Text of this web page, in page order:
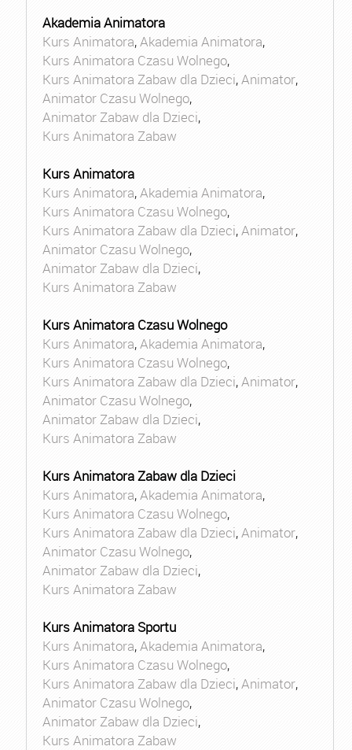
Akademia Animatora
Kurs Animatora,Akademia Animatora,
Kurs Animatora Czasu Wolnego,
Kurs Animatora Zabaw dla Dzieci,Animator,
Animator Czasu Wolnego,
Animator Zabaw dla Dzieci,
Kurs Animatora Zabaw
Kurs Animatora
Kurs Animatora,Akademia Animatora,
Kurs Animatora Czasu Wolnego,
Kurs Animatora Zabaw dla Dzieci,Animator,
Animator Czasu Wolnego,
Animator Zabaw dla Dzieci,
Kurs Animatora Zabaw
Kurs Animatora Czasu Wolnego
Kurs Animatora,Akademia Animatora,
Kurs Animatora Czasu Wolnego,
Kurs Animatora Zabaw dla Dzieci,Animator,
Animator Czasu Wolnego,
Animator Zabaw dla Dzieci,
Kurs Animatora Zabaw
Kurs Animatora Zabaw dla Dzieci
Kurs Animatora,Akademia Animatora,
Kurs Animatora Czasu Wolnego,
Kurs Animatora Zabaw dla Dzieci,Animator,
Animator Czasu Wolnego,
Animator Zabaw dla Dzieci,
Kurs Animatora Zabaw
Kurs Animatora Sportu
Kurs Animatora,Akademia Animatora,
Kurs Animatora Czasu Wolnego,
Kurs Animatora Zabaw dla Dzieci,Animator,
Animator Czasu Wolnego,
Animator Zabaw dla Dzieci,
Kurs Animatora Zabaw